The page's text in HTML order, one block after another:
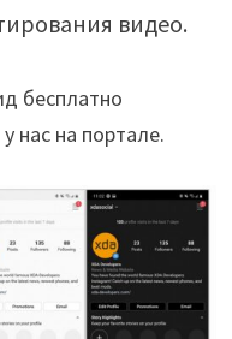
видео.
бесплатно
нас на портале.